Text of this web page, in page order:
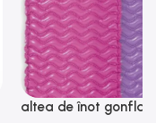
altea de înot